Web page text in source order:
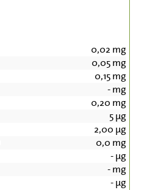
0,02 mg
0,05mg
0,15mg
-mg
0,20 mg
5µg
2,00 µg
0,0 mg
-µg
-mg
-µg